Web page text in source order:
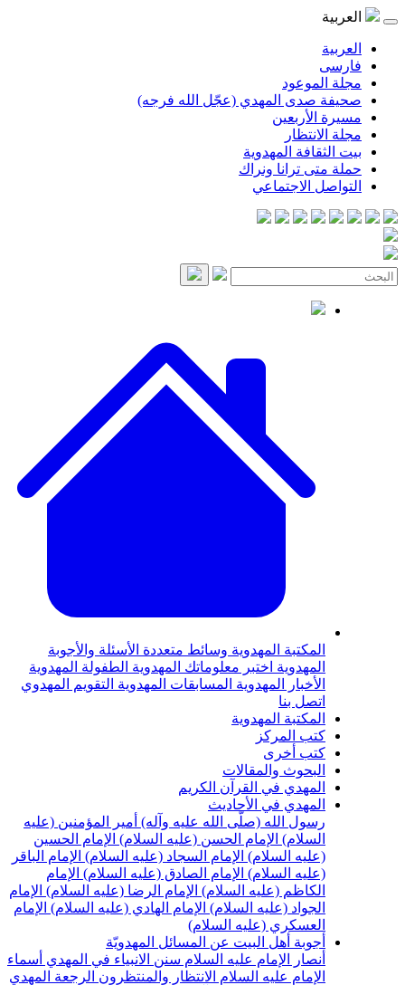
العربية
العربية
فارسی
مجلة الموعود
صحيفة صدى المهدي (عجّل الله فرجه)
مسيرة الأربعين
مجلة الانتظار
بيت الثقافة المهدوية
حملة متى ترانا ونراك
التواصل الاجتماعي
المكتبة المهدوية وسائط متعددة الأسئلة والأجوبة
المهدوية اختبر معلوماتك المهدوية الطفولة المهدوية
الأخبار المهدوية المسابقات المهدوية التقويم المهدوي
اتصل بنا
المكتبة المهدوية
كتب المركز
كتب أخرى
البحوث والمقالات
المهدي في القرآن الكريم
المهدي في الأحاديث
رسول الله (صلّى الله عليه وآله) أمير المؤمنين (عليه
السلام) الإمام الحسن (عليه السلام) الإمام الحسين
(عليه السلام) الإمام السجاد (عليه السلام) الإمام الباقر
(عليه السلام) الإمام الصادق (عليه السلام) الإمام
الكاظم (عليه السلام) الإمام الرضا (عليه السلام) الإمام
الجواد (عليه السلام) الإمام الهادي (عليه السلام) الإمام
العسكري (عليه السلام)
أجوبة أهل البيت عن المسائل المهدويّة
أنصار الإمام عليه السلام سنن الانبياء في المهدي أسماء
الإمام عليه السلام الانتظار والمنتظرون الرجعة المهدي